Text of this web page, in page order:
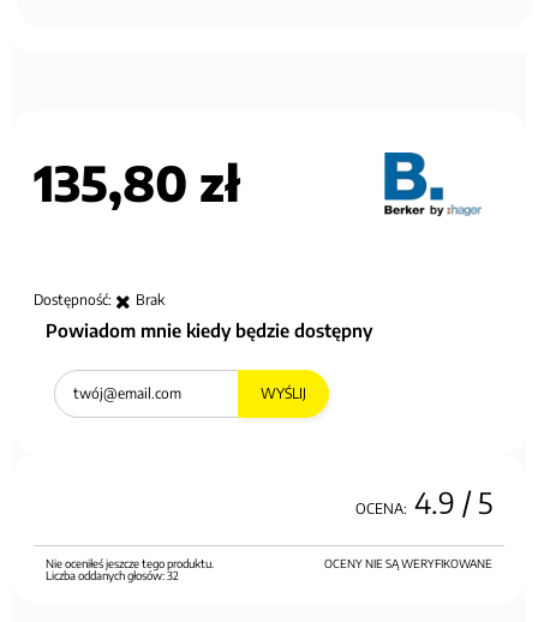
135,80 zł
Dostępność: Brak
Powiadom mnie kiedy będzie dostępny
WYŚLIJ
OCENA: 4.9 / 5
OCENY NIE SĄ WERYFIKOWANE
Nie oceniłeś jeszcze tego produktu.
Liczba oddanych głosów:32